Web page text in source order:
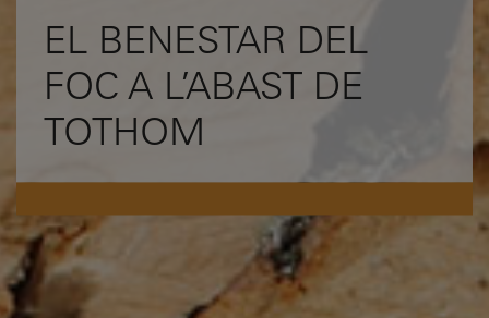
EL BENESTAR DEL
FOC A L’ABAST DE
TOTHOM